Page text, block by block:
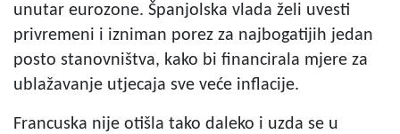
unutar eurozone. Španjolska vlada želi uvesti
privremeni i izniman porez za najbogatijih jedan
posto stanovništva, kako bi financirala mjere za
ublažavanje utjecaja sve veće inflacije.
Francuska nije otišla tako daleko i uzda se u